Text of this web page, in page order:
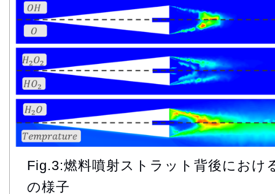
Fig.3:燃料噴射ストラット背後におけ
の様子